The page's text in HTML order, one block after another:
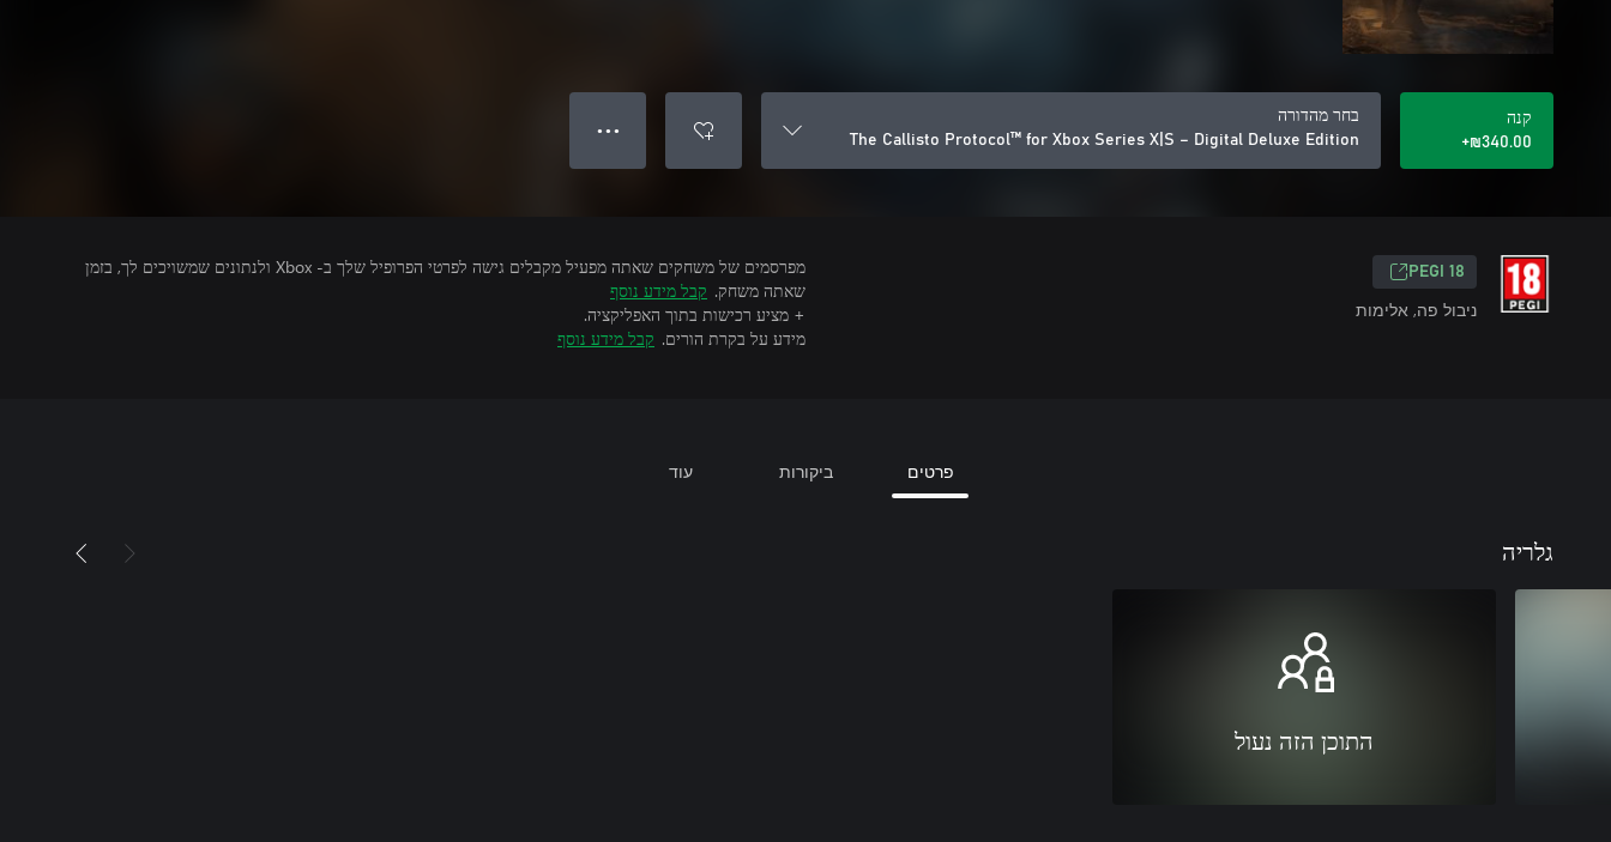
קנה
‪₪‎340.00‬+
בחר מהדורה
The Callisto Protocol™ for Xbox Series X|S – Digital Deluxe Edition
● ● ●
PEGI 18
ניבול פה, אלימות
מפרסמים של משחקים שאתה מפעיל מקבלים גישה לפרטי הפרופיל שלך ב- Xbox ולנתונים שמשויכים לך, בזמן
שאתה משחק. קבל מידע נוסף
+ מציע רכישות בתוך האפליקציה.
מידע על בקרת הורים. קבל מידע נוסף
פרטים ביקורות עוד
גלריה
התוכן הזה נעול